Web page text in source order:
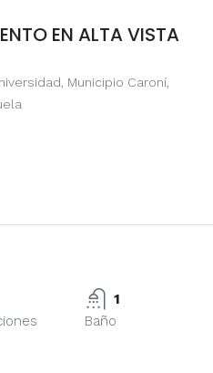
EN ALTA VISTA
Municipio Caroní,
1
Baño